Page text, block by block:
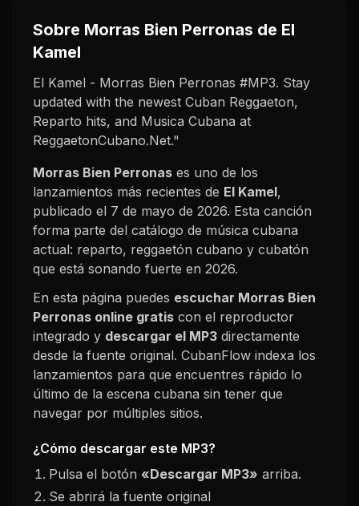
Sobre Morras Bien Perronas de El
Kamel
El Kamel - Morras Bien Perronas #MP3. Stay
updated with the newest Cuban Reggaeton,
Reparto hits, and Musica Cubana at
ReggaetonCubano.Net."
Morras Bien Perronas es uno de los
lanzamientos más recientes de El Kamel,
publicado el 7 de mayo de 2026. Esta canción
forma parte del catálogo de música cubana
actual: reparto, reggaetón cubano y cubatón
que está sonando fuerte en 2026.
En esta página puedes escuchar Morras Bien
Perronas online gratis con el reproductor
integrado y descargar el MP3 directamente
desde la fuente original. CubanFlow indexa los
lanzamientos para que encuentres rápido lo
último de la escena cubana sin tener que
navegar por múltiples sitios.
¿Cómo descargar este MP3?
Pulsa el botón «Descargar MP3» arriba.
Se abrirá la fuente original